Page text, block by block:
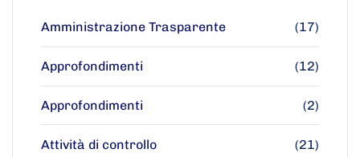
Amministrazione Trasparente (17)
Approfondimenti (12)
Approfondimenti (2)
Attività di controllo (21)